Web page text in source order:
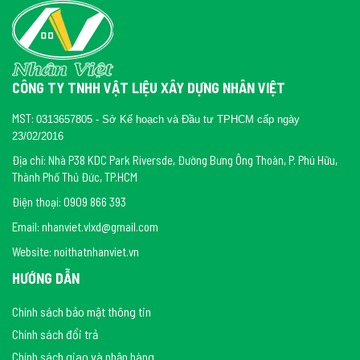
CW823RAW11 một khối nắp rửa điện tử ra, chúng tôi còn cung
cấp đa dạng các loại bồn cầu với đa dạng mẫu mã phù hợp cho
gia đình bạn.
Để biết thêm sản phẩm, bạn có thể tham khảo thêm về
thông minh Toto
bồn cầu thông minh bồn cầu Toto bồn
cầu, thiết bị vệ sinh Toto.
CÔNG TY TNHH VẬT LIỆU XÂY DỰNG NHÂN VIỆT
MST: 0313657805 - Sở Kế hoạch và Đầu tư TPHCM cấp ngày
23/02/2016
Địa chỉ: Nhà P38 KDC Park Riversde, Đường Bưng Ông Thoàn, P. Phú Hữu,
Thành Phố Thủ Đức, TP.HCM
Điện thoại: 0909 866 393
Email: nhanviet.vlxd@gmail.com
Website: noithatnhanviet.vn
HƯỚNG DẪN
Chính sách bảo mật thông tin
Chính sách đổi trả
Chính sách giao và nhận hàng